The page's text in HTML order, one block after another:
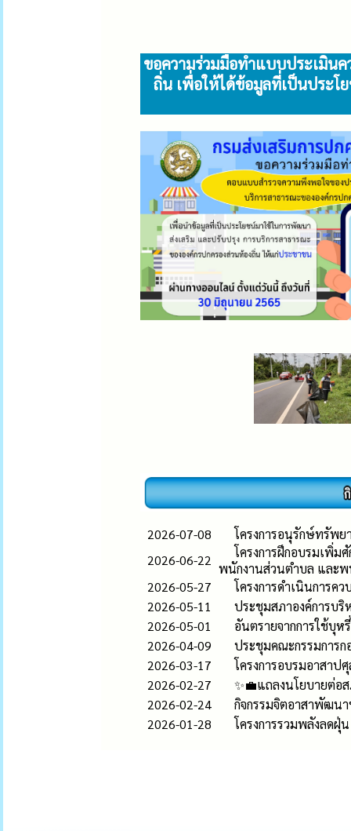
ขอความร่วมมือทำแบบประเมินค
ถิ่น เพื่อให้ได้ข้อมูลที่เป็นประโ
2026-07-08
โครงการอนุรักษ์ทรัพ
2026-06-22
โครงการฝึกอบรมเพิ่
พนักงานส่วนตำบล และพ
2026-05-27
โครงการดำเนินการ
2026-05-11
ประชุมสภาองค์การบ
2026-05-01
อันตรายจากการใช้บุห
2026-04-09
ประชุมคณะกรรมการ
2026-03-17
โครงการอบรมอาสาป
2026-02-27
✨💼แถลงนโยบายต่อ
2026-02-24
กิจกรรมจิตอาสาพัฒน
2026-01-28
โครงการรวมพลังลดฝุ่